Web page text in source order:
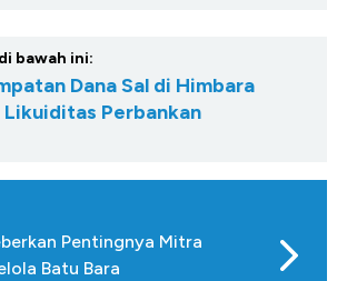
bawah ini:
Dana Sal di Himbara
Perbankan
Pentingnya Mitra
Batu Bara